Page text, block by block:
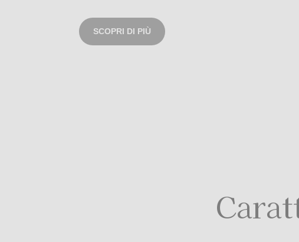
SCOPRI DI PIÙ